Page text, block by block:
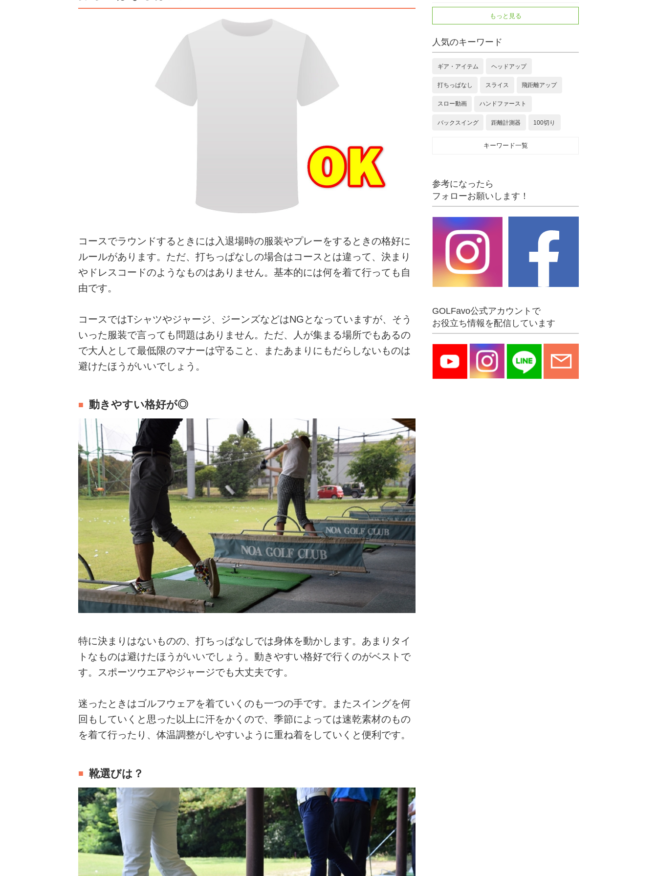
コースでラウンドするときには入退場時の服装やプレーをするときの格好に
ルールがあります。ただ、打ちっぱなしの場合はコースとは違って、決まり
やドレスコードのようなものはありません。基本的には何を着て行っても自
由です。
コースではTシャツやジャージ、ジーンズなどはNGとなっていますが、そう
いった服装で言っても問題はありません。ただ、人が集まる場所でもあるの
で大人として最低限のマナーは守ること、またあまりにもだらしないものは
避けたほうがいいでしょう。
動きやすい格好が◎
特に決まりはないものの、打ちっぱなしでは身体を動かします。あまりタイ
トなものは避けたほうがいいでしょう。動きやすい格好で行くのがベストで
す。スポーツウエアやジャージでも大丈夫です。
迷ったときはゴルフウェアを着ていくのも一つの手です。またスイングを何
回もしていくと思った以上に汗をかくので、季節によっては速乾素材のもの
を着て行ったり、体温調整がしやすいように重ね着をしていくと便利です。
靴選びは？
もっと見る
人気のキーワード
ギア・アイテム ヘッドアップ
打ちっぱなし スライス 飛距離アップ
スロー動画 ハンドファースト
バックスイング 距離計測器 100切り
キーワード一覧
参考になったら
フォローお願いします！
GOLFavo公式アカウントで
お役立ち情報を配信しています